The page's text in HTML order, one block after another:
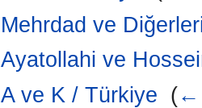
Mehrdad ve
Ayatollahi ve
A ve K / Türkiye (←